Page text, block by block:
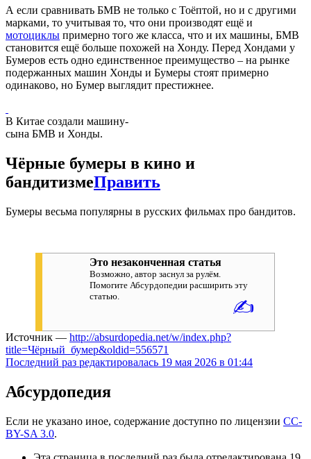
А если сравнивать БМВ не только с Тоёптой, но и с другими
марками, то учитывая то, что они производят ещё и
мотоциклы примерно того же класса, что и их машины, БМВ
становится ещё больше похожей на Хонду. Перед Хондами у
Бумеров есть одно единственное преимущество – на рынке
подержанных машин Хонды и Бумеры стоят примерно
одинаково, но Бумер выглядит престижнее.
В Китае создали машину-
сына БМВ и Хонды.
Чёрные бумеры в кино и
бандитизмеПравить
Бумеры весьма популярны в русских фильмах про бандитов.
Это незаконченная статья
Возможно, автор заснул за рулём.
Помогите Абсурдопедии расширить эту
статью.
✍
Источник — http://absurdopedia.net/w/index.php?
title=Чёрный_бумер&oldid=556571
Последний раз редактировалась 19 мая 2026 в 01:44
Абсурдопедия
Если не указано иное, содержание доступно по лицензии CC-
BY-SA 3.0.